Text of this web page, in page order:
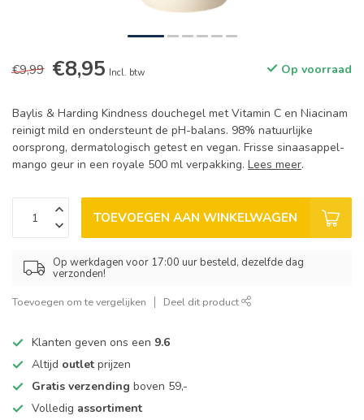
€9,99 €8,95 Incl. btw Op voorraad
Baylis & Harding Kindness douchegel met Vitamin C en Niacinam
reinigt mild en ondersteunt de pH-balans. 98% natuurlijke
oorsprong, dermatologisch getest en vegan. Frisse sinaasappel-
mango geur in een royale 500 ml verpakking. Lees meer.
TOEVOEGEN AAN WINKELWAGEN
Op werkdagen voor 17:00 uur besteld, dezelfde dag
verzonden!
Toevoegen om te vergelijken Deel dit product
Klanten geven ons een 9.6
Altijd outlet prijzen
Gratis verzending boven 59,-
Volledig assortiment